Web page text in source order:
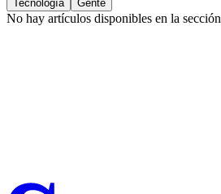
Tecnología Gente
No hay artículos disponibles en la sección